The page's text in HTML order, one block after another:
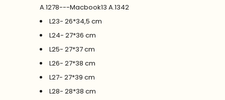
A.1278---Macbook13 A.1342
L23- 26*34,5 cm
L24- 27*36 cm
L25- 27*37 cm
L26- 27*38 cm
L27- 27*39 cm
L28- 28*38 cm